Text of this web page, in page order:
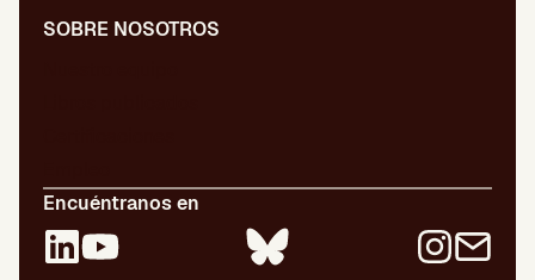
SOBRE NOSOTROS
Encuéntranos en